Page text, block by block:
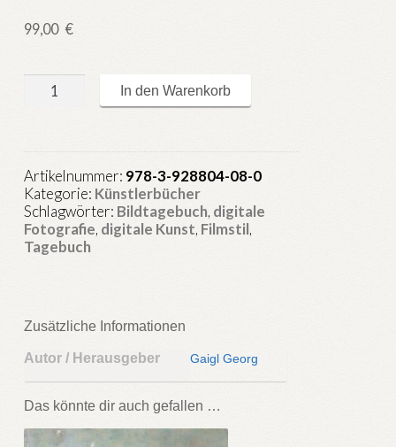
99,00 €
metamorph.diaryIn den Warenkorb
Artikelnummer: 978-3-928804-08-0
Kategorie: Künstlerbücher
Schlagwörter: Bildtagebuch, digitale
Fotografie, digitale Kunst, Filmstil,
Tagebuch
Zusätzliche Informationen
Autor / Herausgeber
Gaigl Georg
Das könnte dir auch gefallen …